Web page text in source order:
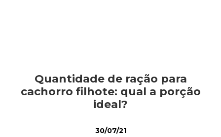
Alimentação
Quantidade de ração para
cachorro filhote: qual a porção
ideal?
30/07/21